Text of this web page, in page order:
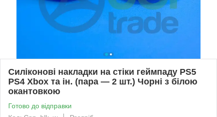
Силіконові накладки на стіки геймпаду PS5
PS4 Xbox та ін. (пара — 2 шт.) Чорні з білою
окантовкою
Готово до відправки